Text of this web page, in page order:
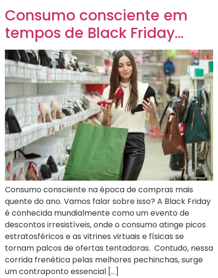
Consumo consciente em
tempos de Black Friday…
Consumo consciente na época de compras mais
quente do ano. Vamos falar sobre isso? A Black Friday
é conhecida mundialmente como um evento de
descontos irresistíveis, onde o consumo atinge picos
estratosféricos e as vitrines virtuais e físicas se
tornam palcos de ofertas tentadoras. Contudo, nessa
corrida frenética pelas melhores pechinchas, surge
um contraponto essencial […]